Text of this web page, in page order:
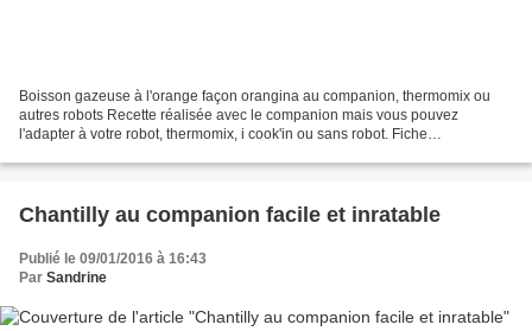
Boisson gazeuse à l'orange façon orangina au companion, thermomix ou
autres robots Recette réalisée avec le companion mais vous pouvez
l'adapter à votre robot, thermomix, i cook'in ou sans robot. Fiche
Chantilly au companion facile et inratable
Publié le 09/01/2016 à 16:43
Par Sandrine